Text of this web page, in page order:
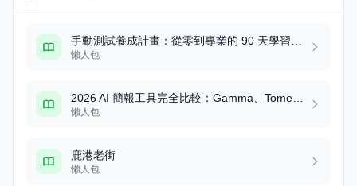
懶人包
懶人包
鹿港老街
懶人包